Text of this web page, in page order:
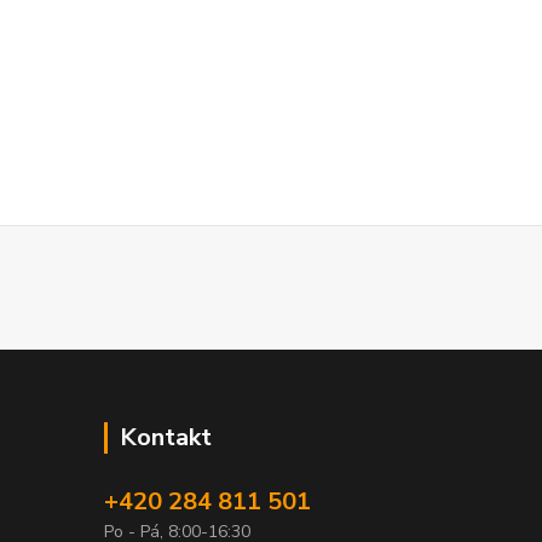
Kontakt
+420 284 811 501
Po - Pá, 8:00-16:30